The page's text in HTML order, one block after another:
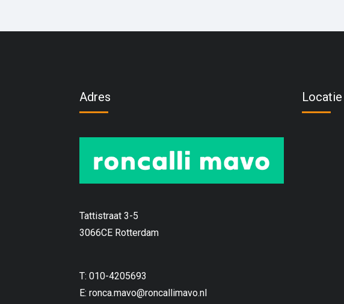
Adres
Tattistraat 3-5
3066CE Rotterdam
T: 010-4205693
E: ronca.mavo@roncallimavo.nl
Locatie